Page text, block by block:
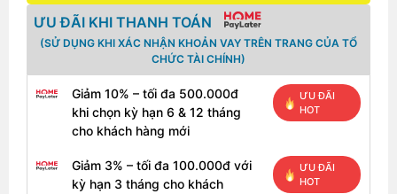
ƯU ĐÃI KHI THANH TOÁN
(SỬ DỤNG KHI XÁC NHẬN KHOẢN VAY TRÊN TRANG CỦA TỔ
CHỨC TÀI CHÍNH)
Giảm 10% – tối đa 500.000đ
khi chọn kỳ hạn 6 & 12 tháng
cho khách hàng mới
ƯU ĐÃI
HOT
Giảm 3% – tối đa 100.000đ với
kỳ hạn 3 tháng cho khách
ƯU ĐÃI
HOT